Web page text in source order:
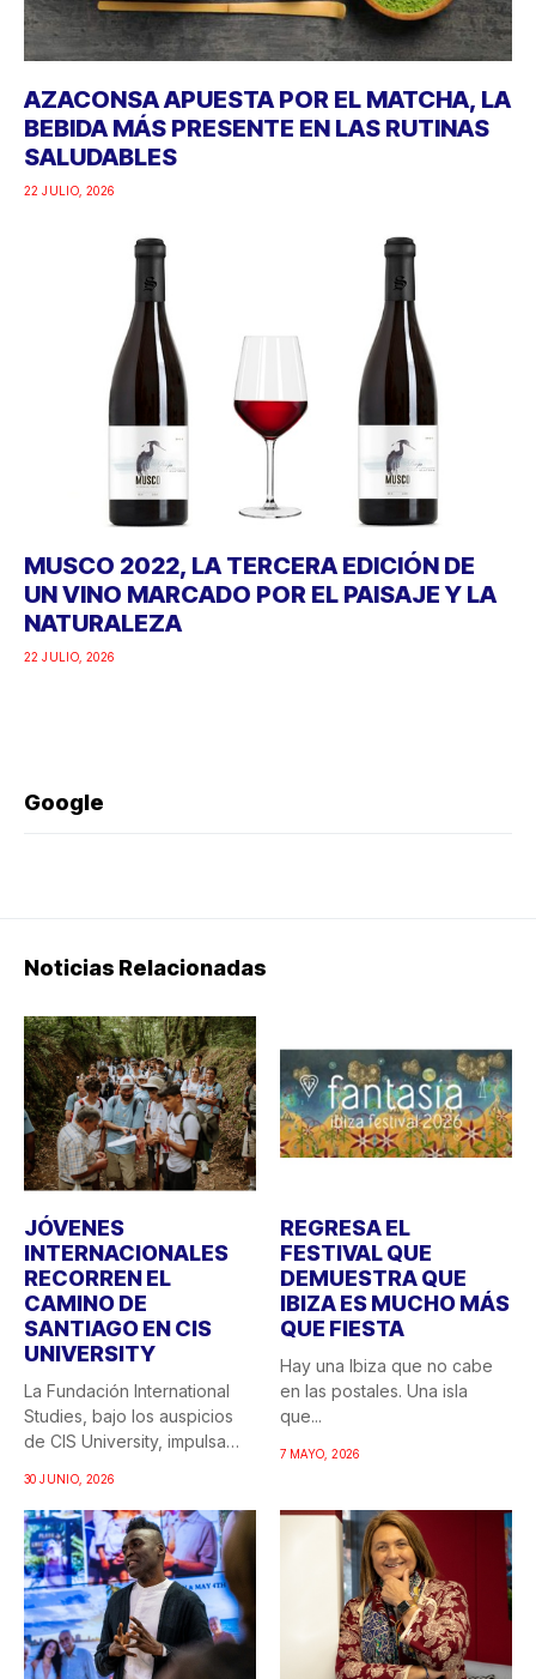
AZACONSA APUESTA POR EL MATCHA, LA
BEBIDA MÁS PRESENTE EN LAS RUTINAS
SALUDABLES
22 JULIO, 2026
MUSCO 2022, LA TERCERA EDICIÓN DE
UN VINO MARCADO POR EL PAISAJE Y LA
NATURALEZA
22 JULIO, 2026
Google
Noticias Relacionadas
JÓVENES
INTERNACIONALES
RECORREN EL
CAMINO DE
SANTIAGO EN CIS
UNIVERSITY
La Fundación International
Studies, bajo los auspicios
de CIS University, impulsa
30 JUNIO, 2026
REGRESA EL
FESTIVAL QUE
DEMUESTRA QUE
IBIZA ES MUCHO MÁS
QUE FIESTA
Hay una Ibiza que no cabe
en las postales. Una isla
que...
7 MAYO, 2026